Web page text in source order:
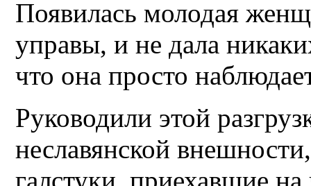
Появилась молодая
управы, и не дала
что она просто
Руководили этой
неславянской
галстуки, приехавшие